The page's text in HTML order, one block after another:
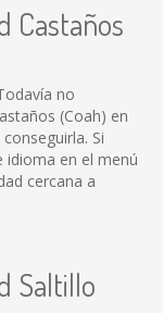
Castaños
no
(Coah) en
Si
idioma en el menú
cercana a
Saltillo